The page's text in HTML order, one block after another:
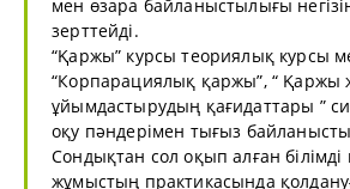
мен өзара байланыстылығы
зерттейді.
“Қаржы” курсы теориялық курсы
“Корпарациялық қаржы”, “ Қаржы
ұйымдастырудың қағидаттары ”
оқу пәндерімен тығыз
Сондықтан сол оқып алған
жұмыстың практикасында